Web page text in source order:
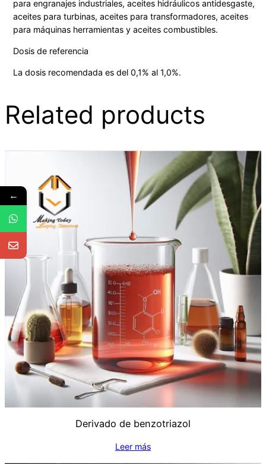
para engranajes industriales, aceites hidráulicos antidesgaste,
aceites para turbinas, aceites para transformadores, aceites
para máquinas herramientas y aceites combustibles.
Dosis de referencia
La dosis recomendada es del 0,1% al 1,0%.
Related products
Derivado de benzotriazol
Leer más
←